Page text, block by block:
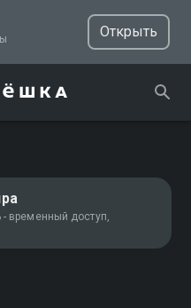
Открыть
- временный доступ,